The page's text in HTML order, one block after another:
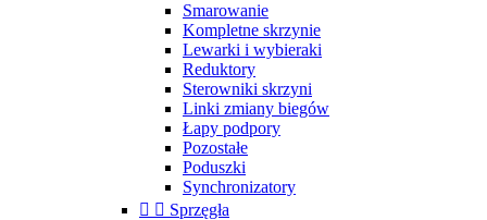
Smarowanie
Kompletne skrzynie
Lewarki i wybieraki
Reduktory
Sterowniki skrzyni
Linki zmiany biegów
Łapy podpory
Pozostałe
Poduszki
Synchronizatory
  Sprzęgła